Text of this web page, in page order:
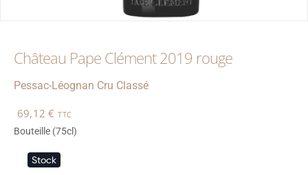
Château Pape Clément 2019 rouge
Pessac-Léognan Cru Classé
69,12€ TTC
Bouteille (75cl)
Stock